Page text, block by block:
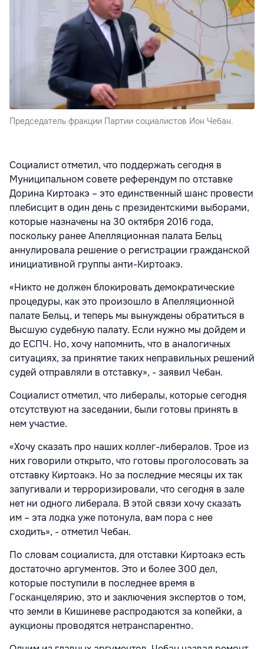
Председатель фракции Партии социалистов Ион Чебан.
Социалист отметил, что поддержать сегодня в
Муниципальном совете референдум по отставке
Дорина Киртоакэ – это единственный шанс провести
плебисцит в один день с президентскими выборами,
которые назначены на 30 октября 2016 года,
поскольку ранее Апелляционная палата Бельц
аннулировала решение о регистрации гражданской
инициативной группы анти-Киртоакэ.
«Никто не должен блокировать демократические
процедуры, как это произошло в Апелляционной
палате Бельц, и теперь мы вынуждены обратиться в
Высшую судебную палату. Если нужно мы дойдем и
до ЕСПЧ. Но, хочу напомнить, что в аналогичных
ситуациях, за принятие таких неправильных решений
судей отправляли в отставку», - заявил Чебан.
Социалист отметил, что либералы, которые сегодня
отсутствуют на заседании, были готовы принять в
нем участие.
«Хочу сказать про наших коллег-либералов. Трое из
них говорили открыто, что готовы проголосовать за
отставку Киртоакэ. Но за последние месяцы их так
запугивали и терроризировали, что сегодня в зале
нет ни одного либерала. В этой связи хочу сказать
им – эта лодка уже потонула, вам пора с нее
сходить», - отметил Чебан.
По словам социалиста, для отставки Киртоакэ есть
достаточно аргументов. Это и более 300 дел,
которые поступили в последнее время в
Госканцелярию, это и заключения экспертов о том,
что земли в Кишиневе распродаются за копейки, а
аукционы проводятся нетранспарентно.